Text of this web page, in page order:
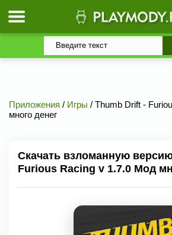
Приложения / Игры / Thumb Drift -
много денег
Скачать взломанную
Furious Racing v 1.7.0 Мод